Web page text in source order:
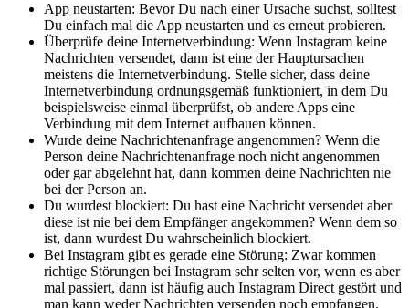
App neustarten: Bevor Du nach einer Ursache suchst, solltest
Du einfach mal die App neustarten und es erneut probieren.
Überprüfe deine Internetverbindung: Wenn Instagram keine
Nachrichten versendet, dann ist eine der Hauptursachen
meistens die Internetverbindung. Stelle sicher, dass deine
Internetverbindung ordnungsgemäß funktioniert, in dem Du
beispielsweise einmal überprüfst, ob andere Apps eine
Verbindung mit dem Internet aufbauen können.
Wurde deine Nachrichtenanfrage angenommen? Wenn die
Person deine Nachrichtenanfrage noch nicht angenommen
oder gar abgelehnt hat, dann kommen deine Nachrichten nie
bei der Person an.
Du wurdest blockiert: Du hast eine Nachricht versendet aber
diese ist nie bei dem Empfänger angekommen? Wenn dem so
ist, dann wurdest Du wahrscheinlich blockiert.
Bei Instagram gibt es gerade eine Störung: Zwar kommen
richtige Störungen bei Instagram sehr selten vor, wenn es aber
mal passiert, dann ist häufig auch Instagram Direct gestört und
man kann weder Nachrichten versenden noch empfangen.